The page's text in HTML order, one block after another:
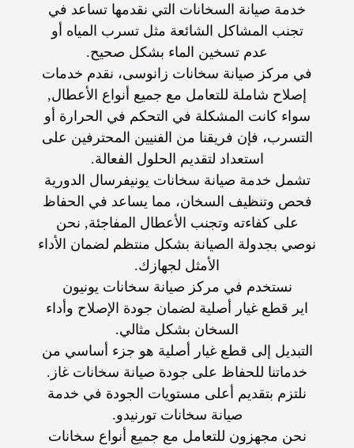
خدمة صيانة السخانات التي نقدمها تساعد في
تجنب المشاكل الشائعة مثل تسرب المياه أو
عدم تسخين الماء بشكل صحيح.
في مركز صيانة سخانات زانوسى، نقدم خدمات
إصلاح شاملة للتعامل مع جميع أنواع الأعطال,
سواء كانت المشكلة في التحكم في الحرارة أو
التسرب، فإن فريقنا من الفنيين المحترفين على
استعداد لتقديم الحلول الفعالة.
تشمل خدمة صيانة سخانات يونيفرسال الدورية
فحص وتنظيف السخان، مما يساعد في الحفاظ
على كفاءته وتجنب الأعطال المفاجئة, نحن
نوصي بجدولة الصيانة بشكل منتظم لضمان الأداء
الأمثل لجهازك.
نستخدم في مركز صيانة سخانات يونيون
اير قطع غيار أصلية لضمان جودة الإصلاح وأداء
السخان بشكل مثالي.
التبديل إلى قطع غيار أصلية هو جزء أساسي من
خدماتنا للحفاظ على جودة صيانة سخانات غاز .
نلتزم بتقديم أعلى مستويات الجودة في خدمة
صيانة سخانات تورنيدو.
نحن مجهزون للتعامل مع جميع أنواع سخانات